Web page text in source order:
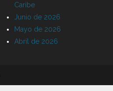
Caribe
Junio de 2026
Mayo de 2026
Abril de 2026